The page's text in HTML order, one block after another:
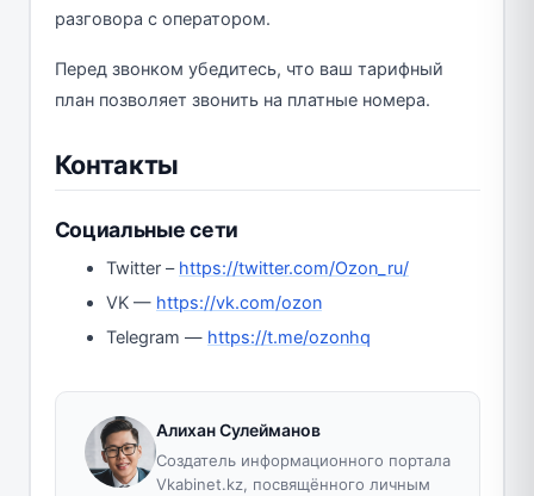
разговора с оператором.
Перед звонком убедитесь, что ваш тарифный
план позволяет звонить на платные номера.
Контакты
Социальные сети
Twitter – https://twitter.com/Ozon_ru/
VK — https://vk.com/ozon
Telegram — https://t.me/ozonhq
Алихан Сулейманов
Создатель информационного портала
Vkabinet.kz, посвящённого личным